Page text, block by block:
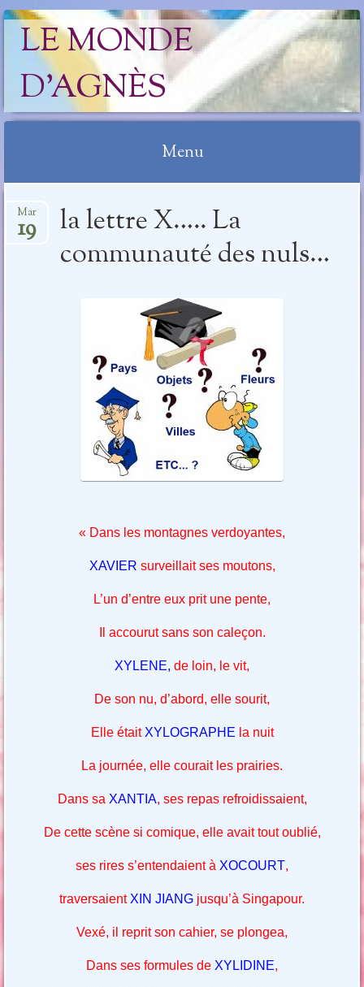
LE MONDE
D'AGNÈS
Menu
au
contenu
la lettre X….. La
communauté des nuls…
Mar
19
« Dans les montagnes verdoyantes,
XAVIER surveillait ses moutons,
L’un d’entre eux prit une pente,
Il accourut sans son caleçon.
XYLENE, de loin, le vit,
De son nu, d’abord, elle sourit,
Elle était XYLOGRAPHE la nuit
La journée, elle courait les prairies.
Dans sa XANTIA, ses repas refroidissaient,
De cette scène si comique, elle avait tout oublié,
ses rires s’entendaient à XOCOURT,
traversaient XIN JIANG jusqu’à Singapour.
Vexé, il reprit son cahier, se plongea,
Dans ses formules de XYLIDINE,